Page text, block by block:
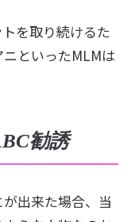
を取り続けるた
といったMLMは
勧誘
出来た場合、当